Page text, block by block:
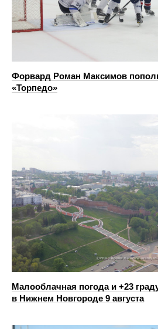
Форвард Роман Максимов
«Торпедо»
Малооблачная погода и +23
в Нижнем Новгороде 9 августа